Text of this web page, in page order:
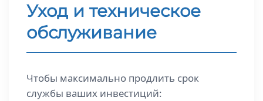
Уход и техническое
обслуживание
Чтобы максимально продлить срок
службы ваших инвестиций: